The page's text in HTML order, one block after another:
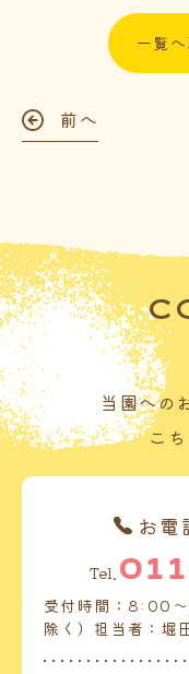
一覧
前へ
当園への
こ
お電
Tel.
受付時間：8:00
除く）担当者：堀